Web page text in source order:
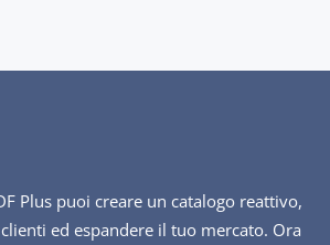
Plus puoi creare un catalogo reattivo,
ed espandere il tuo mercato. Ora